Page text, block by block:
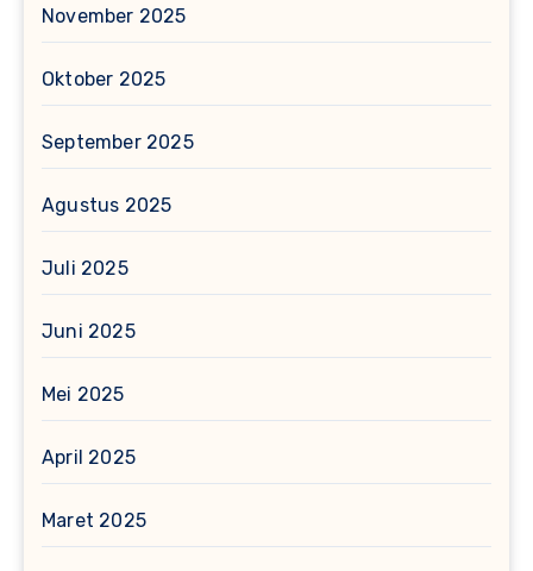
November 2025
Oktober 2025
September 2025
Agustus 2025
Juli 2025
Juni 2025
Mei 2025
April 2025
Maret 2025